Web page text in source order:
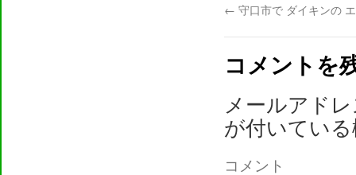
← 守口市で ダイキンの
コメントを
メールアド
が付いてい
コメント